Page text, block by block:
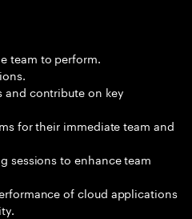
team to perform.
and contribute on key
for their immediate team and
sessions to enhance team
of cloud applications